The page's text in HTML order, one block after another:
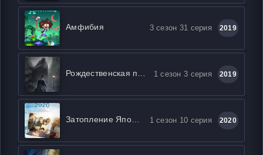
Амфибия 3 сезон 31 серия 2019
1 сезон 3 серия 2019
Затопление Японии 2020 1 сезон 10 серия 2020